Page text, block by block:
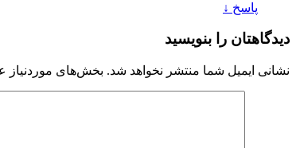
پاسخ ↓
دیدگاهتان را بنویسید
نشانی ایمیل شما منتشر نخواهد شد. بخش‌های موردنیاز